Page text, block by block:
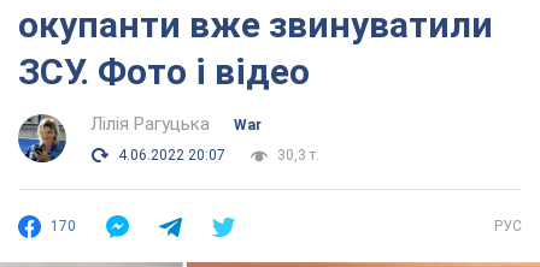
окупанти вже звинуватили
ЗСУ. Фото і відео
Лілія Рагуцька
War
4.06.2022 20:07
30,3 т.
170 РУС